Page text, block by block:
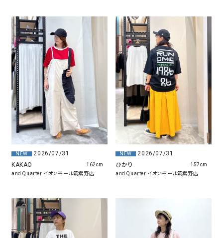
NEW
2026/07/31
KAKAO
and Quarter イオンモール筑紫野店
162cm
NEW
2026/07/31
ひかり
and Quarter イオンモール筑紫野店
157cm